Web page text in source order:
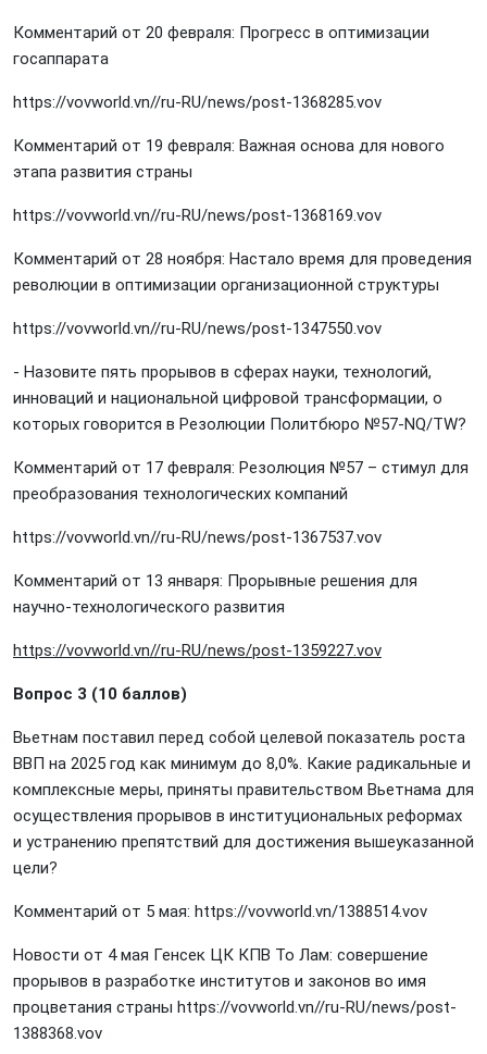
Комментарий от 20 февраля: Прогресс в оптимизации
госаппарата
https://vovworld.vn//ru-RU/news/post-1368285.vov
Комментарий от 19 февраля: Важная основа для нового
этапа развития страны
https://vovworld.vn//ru-RU/news/post-1368169.vov
Комментарий от 28 ноября: Настало время для проведения
революции в оптимизации организационной структуры
https://vovworld.vn//ru-RU/news/post-1347550.vov
- Назовите пять прорывов в сферах науки, технологий,
инноваций и национальной цифровой трансформации, о
которых говорится в Резолюции Политбюро №57-NQ/TW?
Комментарий от 17 февраля: Резолюция №57 – стимул для
преобразования технологических компаний
https://vovworld.vn//ru-RU/news/post-1367537.vov
Комментарий от 13 января: Прорывные решения для
научно-технологического развития
https://vovworld.vn//ru-RU/news/post-1359227.vov
Вопрос 3 (10 баллов)
Вьетнам поставил перед собой целевой показатель роста
ВВП на 2025 год как минимум до 8,0%. Какие радикальные и
комплексные меры, приняты правительством Вьетнама для
осуществления прорывов в институциональных реформах
и устранению препятствий для достижения вышеуказанной
цели?
Комментарий от 5 мая: https://vovworld.vn/1388514.vov
Новости от 4 мая Генсек ЦК КПВ То Лам: совершение
прорывов в разработке институтов и законов во имя
процветания страны https://vovworld.vn//ru-RU/news/post-
1388368.vov